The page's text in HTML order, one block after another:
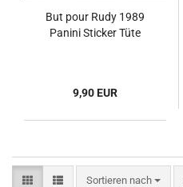
But pour Rudy 1989
Panini Sticker Tüte
9,90 EUR
Sortieren nach
Sortieren nach